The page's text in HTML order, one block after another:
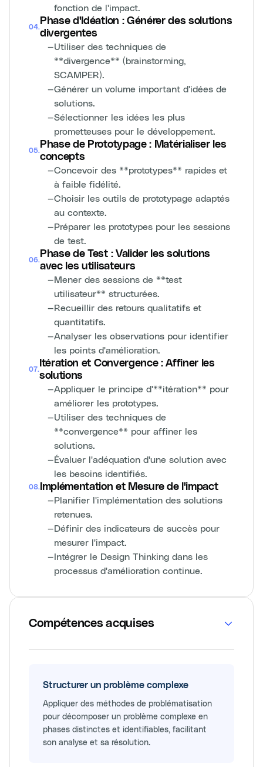
fonction de l'impact.
04.
Phase d'Idéation : Générer des solutions
divergentes
—Utiliser des techniques de
**divergence** (brainstorming,
SCAMPER).
—Générer un volume important d'idées de
solutions.
—Sélectionner les idées les plus
prometteuses pour le développement.
05.
Phase de Prototypage : Matérialiser les
concepts
—Concevoir des **prototypes** rapides et
à faible fidélité.
—Choisir les outils de prototypage adaptés
au contexte.
—Préparer les prototypes pour les sessions
de test.
06.
Phase de Test : Valider les solutions
avec les utilisateurs
—Mener des sessions de **test
utilisateur** structurées.
—Recueillir des retours qualitatifs et
quantitatifs.
—Analyser les observations pour identifier
les points d'amélioration.
07.
Itération et Convergence : Affiner les
solutions
—Appliquer le principe d'**itération** pour
améliorer les prototypes.
—Utiliser des techniques de
**convergence** pour affiner les
solutions.
—Évaluer l'adéquation d'une solution avec
les besoins identifiés.
08. Implémentation et Mesure de l'impact
—Planifier l'implémentation des solutions
retenues.
—Définir des indicateurs de succès pour
mesurer l'impact.
—Intégrer le Design Thinking dans les
processus d'amélioration continue.
Compétences acquises
Structurer un problème complexe
Appliquer des méthodes de problématisation
pour décomposer un problème complexe en
phases distinctes et identifiables, facilitant
son analyse et sa résolution.